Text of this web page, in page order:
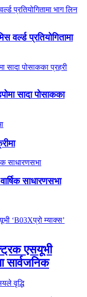
प्रतियोगितामा
सादा पोसाकका
साधारणसभा
एसयूभी
सार्वजनिक